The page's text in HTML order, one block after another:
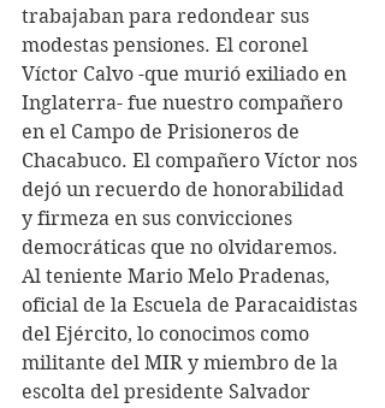
trabajaban para redondear sus
modestas pensiones. El coronel
Víctor Calvo -que murió exiliado en
Inglaterra- fue nuestro compañero
en el Campo de Prisioneros de
Chacabuco. El compañero Víctor nos
dejó un recuerdo de honorabilidad
y firmeza en sus convicciones
democráticas que no olvidaremos.
Al teniente Mario Melo Pradenas,
oficial de la Escuela de Paracaidistas
del Ejército, lo conocimos como
militante del MIR y miembro de la
escolta del presidente Salvador